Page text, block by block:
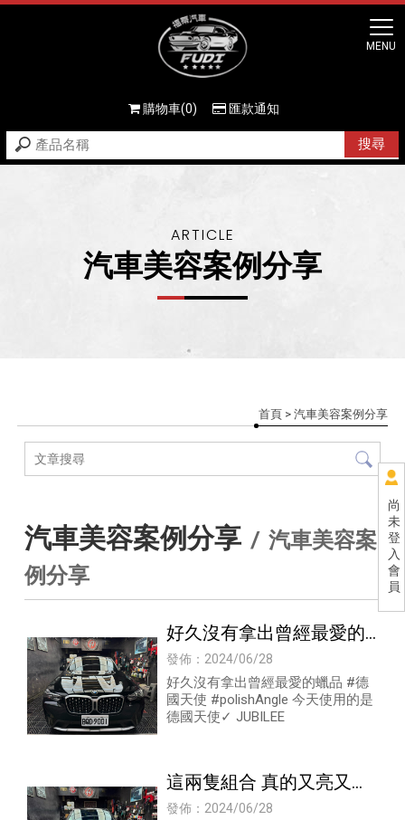
尚
未
登
入
會
員
購物車(0) 匯款通知
汽車美容案例分享
首頁 > 汽車美容案例分享
汽車美容案例分享
汽車美容案
例分享
好久沒有拿出曾經最愛的
蠟品
發佈：2024/06/28
好久沒有拿出曾經最愛的蠟品 #德
國天使 #polishAngle 今天使用的是
德國天使✓ JUBILEE
這兩隻組合 真的又亮又持
久
發佈：2024/06/28